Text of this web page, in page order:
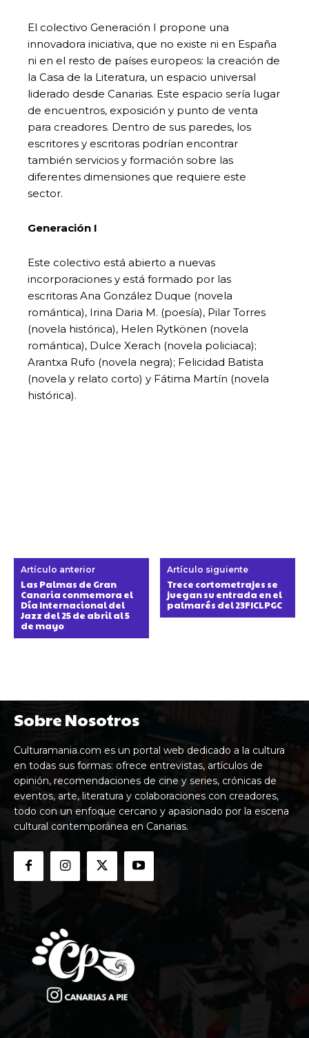
El colectivo Generación I propone una
innovadora iniciativa, que no existe ni en España
ni en el resto de países europeos: la creación de
la Casa de la Literatura, un espacio universal
liderado desde Canarias. Este espacio sería lugar
de encuentros, exposición y punto de venta
para creadores. Dentro de sus paredes, los
escritores y escritoras podrían encontrar
también servicios y formación sobre las
diferentes dimensiones que requiere este
sector.
Generación I
Este colectivo está abierto a nuevas
incorporaciones y está formado por las
escritoras Ana González Duque (novela
romántica), Irina Daria M. (poesía), Pilar Torres
(novela histórica), Helen Rytkönen (novela
romántica), Dulce Xerach (novela policiaca);
Arantxa Rufo (novela negra); Felicidad Batista
(novela y relato corto) y Fátima Martín (novela
histórica).
Artículo anterior
Las Palmas de Gran
Canaria conmemora el
Día Internacional del
Jazz del 25 de abril al 5
de mayo
Artículo siguiente
Trece cortometrajes se
juegan su entrada en el
palmarés del 23FICLPGC
Sobre Nosotros
Culturamania.com es un portal web dedicado a la cultura
en todas sus formas: ofrece entrevistas, artículos de
opinión, recomendaciones de cine y series, crónicas de
eventos, arte, literatura y colaboraciones con creadores,
todo con un enfoque cercano y apasionado por la escena
cultural contemporánea en Canarias.